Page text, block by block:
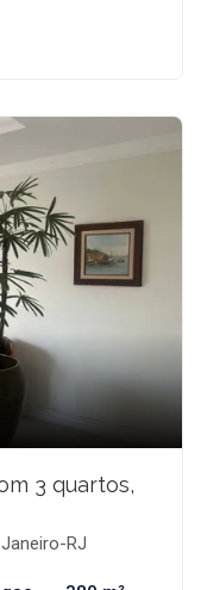
3 quartos,
RJ